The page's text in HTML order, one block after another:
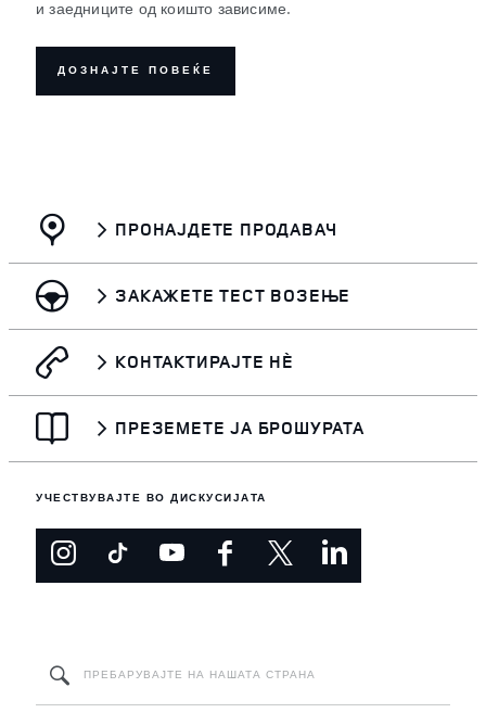
и заедниците од коишто зависиме.
ДОЗНАЈТЕ ПОВЕЌЕ
ПРОНАЈДЕТЕ ПРОДАВАЧ
ЗАКАЖЕТЕ ТЕСТ ВОЗЕЊЕ
КОНТАКТИРАЈТЕ НЀ
ПРЕЗЕМЕТЕ ЈА БРОШУРАТА
УЧЕСТВУВАЈТЕ ВО ДИСКУСИЈАТА